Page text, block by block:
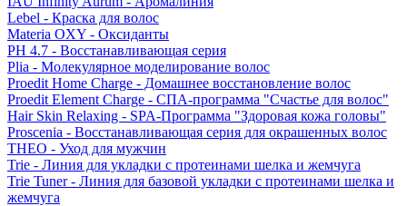
Lebel - Краска для волос
Materia OXY - Оксиданты
PH 4.7 - Восстанавливающая серия
Plia - Молекулярное моделирование волос
Proedit Home Charge - Домашнее восстановление волос
Proedit Element Charge - СПА-программа "Счастье для волос"
Hair Skin Relaxing - SPA-Программа "Здоровая кожа головы"
Proscenia - Восстанавливающая серия для окрашенных волос
THEO - Уход для мужчин
Trie - Линия для укладки с протеинами шелка и жемчуга
Trie Tuner - Линия для базовой укладки с протеинами шелка и
жемчуга